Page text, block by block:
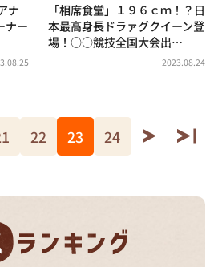
ナ
ナー
「相席食堂」１９６ｃｍ！？日
本最高身長ドラァグクイーン登
場！○○競技全国大会出…
2023.08.24
22 23 24